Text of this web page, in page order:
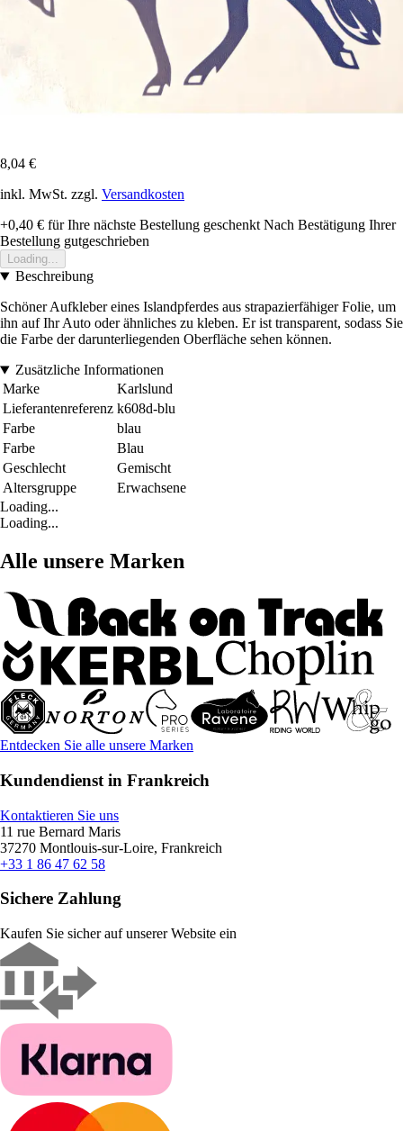
8,04 €
inkl. MwSt. zzgl. Versandkosten
+0,40 € für Ihre nächste Bestellung geschenkt Nach Bestätigung Ihrer
Bestellung gutgeschrieben
Loading...
Beschreibung
Schöner Aufkleber eines Islandpferdes aus strapazierfähiger Folie, um
ihn auf Ihr Auto oder ähnliches zu kleben. Er ist transparent, sodass Sie
die Farbe der darunterliegenden Oberfläche sehen können.
Zusätzliche Informationen
Marke
Karlslund
Lieferantenreferenz k608d-blu
Farbe
blau
Farbe
Blau
Geschlecht
Gemischt
Altersgruppe
Erwachsene
Loading...
Loading...
Alle unsere Marken
Entdecken Sie alle unsere Marken
Kundendienst in Frankreich
Kontaktieren Sie uns
11 rue Bernard Maris
37270 Montlouis-sur-Loire, Frankreich
+33 1 86 47 62 58
Sichere Zahlung
Kaufen Sie sicher auf unserer Website ein